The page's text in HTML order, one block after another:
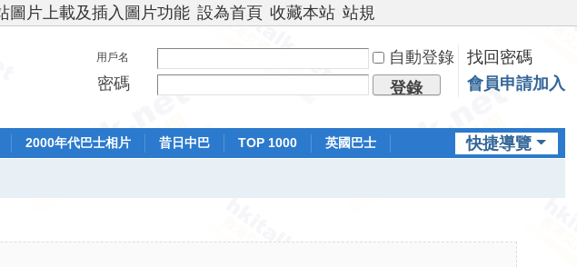
圖片上載及插入圖片功能 設為首頁 收藏本站 站規
用戶名 自動登錄
找回密碼
密碼
登錄 會員申請加入
快捷導覽
2000年代巴士相片 昔日中巴 TOP 1000
英國巴士